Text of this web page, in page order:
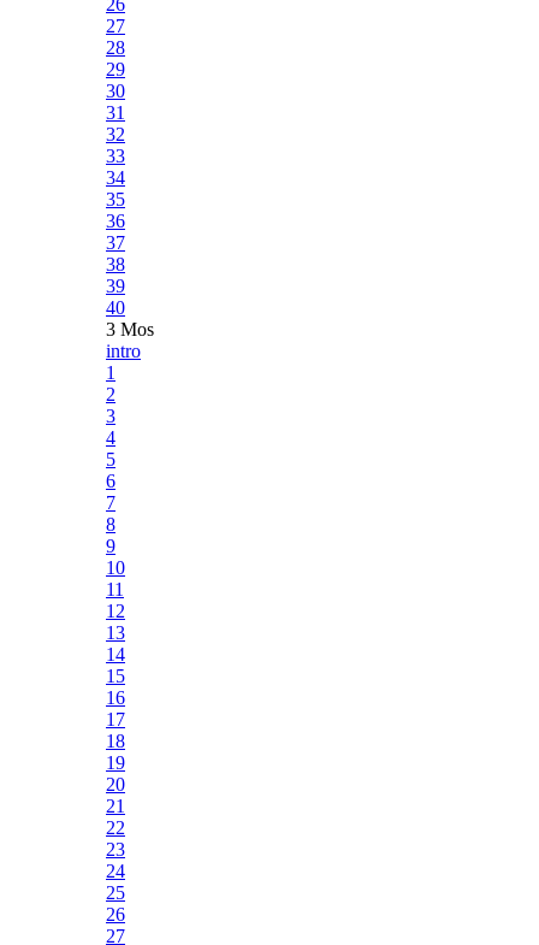
27
28
29
30
31
32
33
34
35
36
37
38
39
40
3 Mos
intro
1
2
3
4
5
6
7
8
9
10
11
12
13
14
15
16
17
18
19
20
21
22
23
24
25
26
27